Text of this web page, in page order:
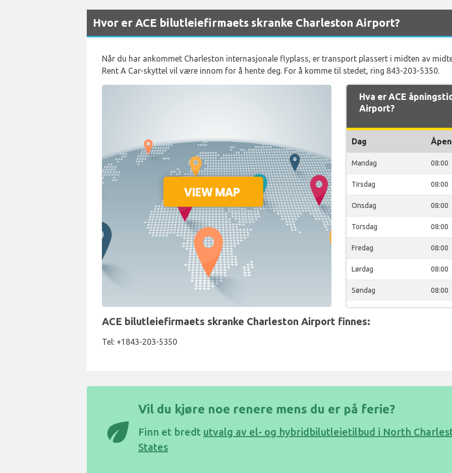
Hvor er ACE bilutleiefirmaets skranke Charleston Airport?
Når du har ankommet Charleston internasjonale flyplass, er transport plassert i midten av
Rent A Car-skyttel vil være innom for å hente deg. For å komme til stedet, ring 843-203-5350.
Hva er ACE
Airport?
Dag
Mandag 08:00
Tirsdag 08:00
Onsdag 08:00
Torsdag 08:00
Fredag 08:00
Lørdag 08:00
Søndag 08:00
ACE bilutleiefirmaets skranke Charleston Airport finnes:
Tel: +1843-203-5350
eco
Vil du kjøre noe renere mens du er på ferie?
Finn et bredt utvalg av el- og hybridbilutleietilbud i North
States